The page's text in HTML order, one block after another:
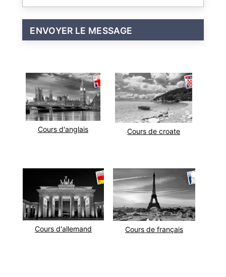
Cours d'anglais Cours de croate
Cours d'allemand Cours de français